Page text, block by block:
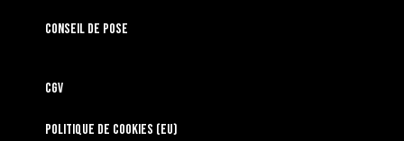
Conseil de pose
CGV
Politique de cookies (EU)